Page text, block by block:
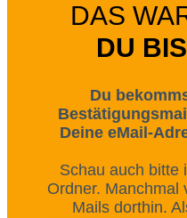
DAS
DU
Du
Deine eMail-
Schau auch bitte
Ordner. Manchmal
Mails dorthin.